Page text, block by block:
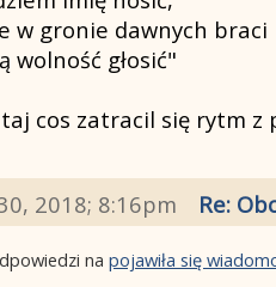
w gronie dawnych braci
wolność głosić"
cos zatracil się rytm z
2018; 8:16pm Re:
napojawiła się